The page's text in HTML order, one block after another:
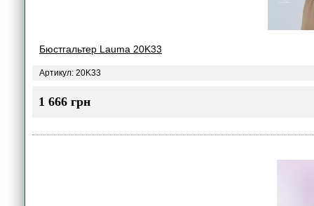
Бюстгальтер Lauma 20K33
Артикул: 20K33
1 666 грн